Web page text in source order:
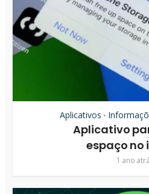
Aplicativos •
Aplicativo
espaço no
1 ano